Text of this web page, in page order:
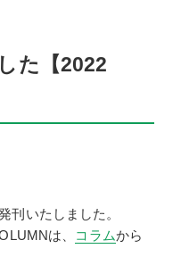
た【2022
刊いたしました。
は、 コラムから